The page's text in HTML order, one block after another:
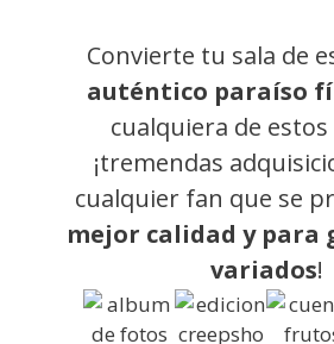
Convierte tu sala de
auténtico paraíso
cualquiera de
¡tremendas
cualquier fan que se
mejor calidad y para
variados!